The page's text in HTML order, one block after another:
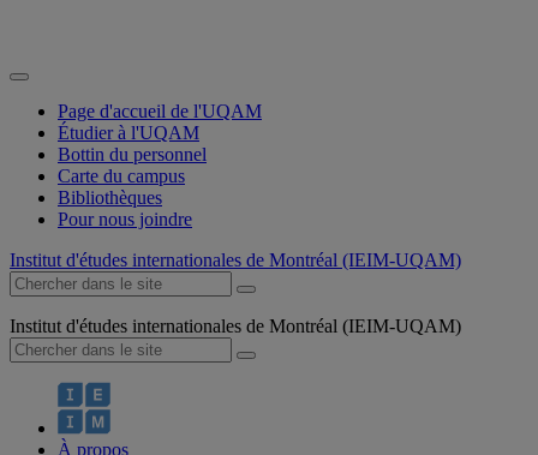
Page d'accueil de l'UQAM
Étudier à l'UQAM
Bottin du personnel
Carte du campus
Bibliothèques
Pour nous joindre
Institut d'études internationales de Montréal (IEIM-UQAM)
Institut d'études internationales de Montréal (IEIM-UQAM)
À propos